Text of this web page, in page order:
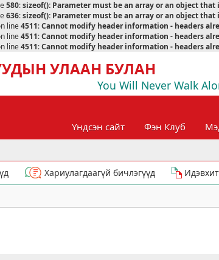
580:sizeof(): Parameter must be an array or an object
636:sizeof(): Parameter must be an array or an object
line4511:Cannot modify header information - headers
line4511:Cannot modify header information - headers
line4511:Cannot modify header information - headers
УЛААН БУЛАН
You Will Never Walk
Үндсэн сайт Фэн Клуб
Хариулагдаагүй бичлэгүүд